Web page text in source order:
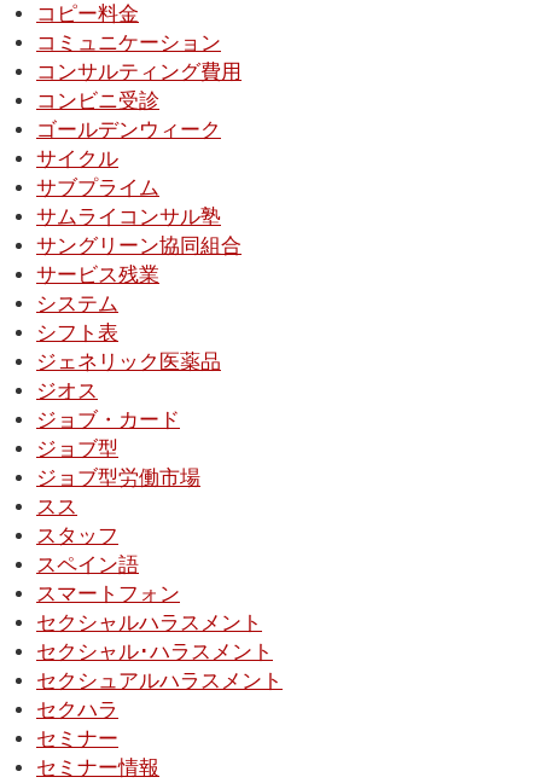
コピー料金
コミュニケーション
コンサルティング費用
コンビニ受診
ゴールデンウィーク
サイクル
サブプライム
サムライコンサル塾
サングリーン協同組合
サービス残業
システム
シフト表
ジェネリック医薬品
ジオス
ジョブ・カード
ジョブ型
ジョブ型労働市場
スス
スタッフ
スペイン語
スマートフォン
セクシャルハラスメント
セクシャル･ハラスメント
セクシュアルハラスメント
セクハラ
セミナー
セミナー情報